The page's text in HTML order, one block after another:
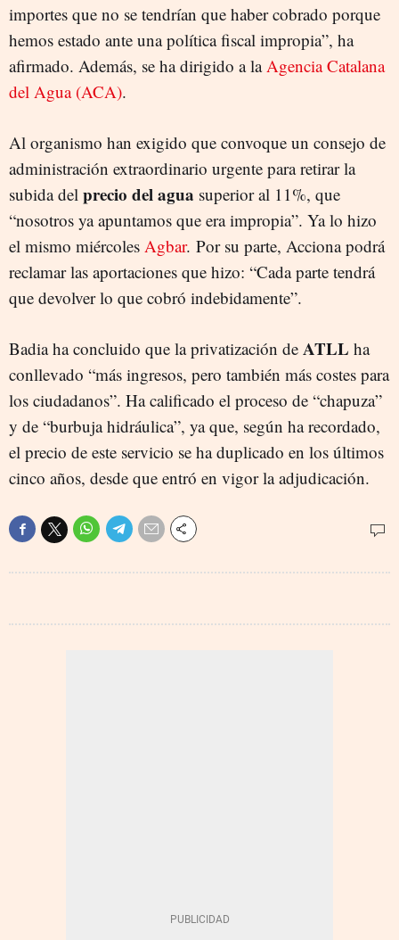
importes que no se tendrían que haber cobrado porque
hemos estado ante una política fiscal impropia”, ha
afirmado. Además, se ha dirigido a laAgencia Catalana
del Agua (ACA).
Al organismo han exigido que convoque un consejo de
administración extraordinario urgente para retirar la
subida del precio del agua superior al 11%, que
“nosotros ya apuntamos que era impropia”. Ya lo hizo
el mismo miércoles Agbar. Por su parte, Acciona podrá
reclamar las aportaciones que hizo: “Cada parte tendrá
que devolver lo que cobró indebidamente”.
Badia ha concluido que la privatización de ATLL ha
conllevado “más ingresos, pero también más costes para
los ciudadanos”. Ha calificado el proceso de “chapuza”
y de “burbuja hidráulica”, ya que, según ha recordado,
el precio de este servicio se ha duplicado en los últimos
cinco años, desde que entró en vigor la adjudicación.